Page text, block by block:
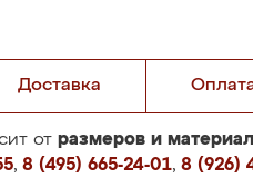
Доставка
от размеров и
, 8 (495) 665-24-01, 8 (926)